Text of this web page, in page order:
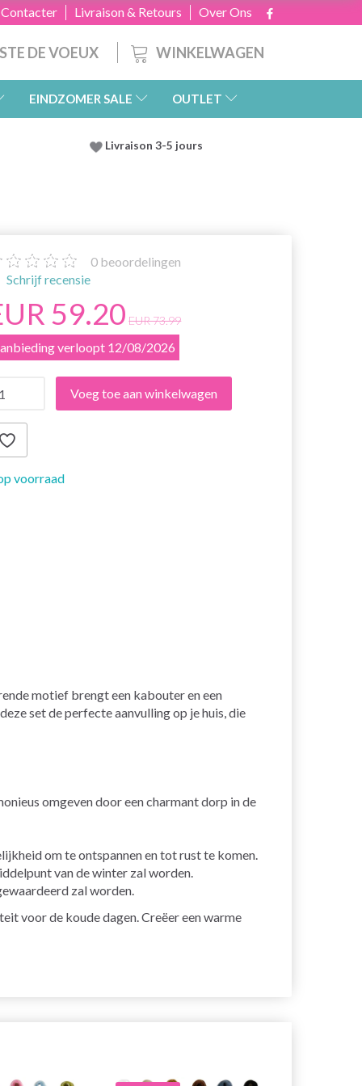
Over Ons
Livraison & Retours
WINKELWAGEN
DE VOEUX
EINDZOMER SALE OUTLET
Livraison 3-5 jours
0 beoordelingen
Schrijf recensie
59.20 EUR 73.99
verloopt 12/08/2026
Voeg toe aan winkelwagen
voorraad
motief brengt een kabouter en een
set de perfecte aanvulling op je huis, die
omgeven door een charmant dorp in de
om te ontspannen en tot rust te komen.
van de winter zal worden.
zal worden.
voor de koude dagen. Creëer een warme